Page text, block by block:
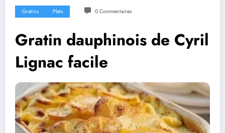
Gratins Plats 0 Commentaires
Gratin dauphinois de Cyril
Lignac facile